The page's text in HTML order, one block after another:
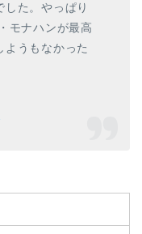
た。やっぱり
モナハンが最高
ようもなかった